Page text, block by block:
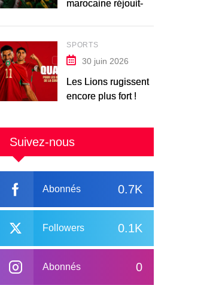
marocaine réjouit-
SPORTS
30 juin 2026
Les Lions rugissent
encore plus fort !
Suivez-nous
0.7K
Abonnés
0.1K
Followers
0
Abonnés